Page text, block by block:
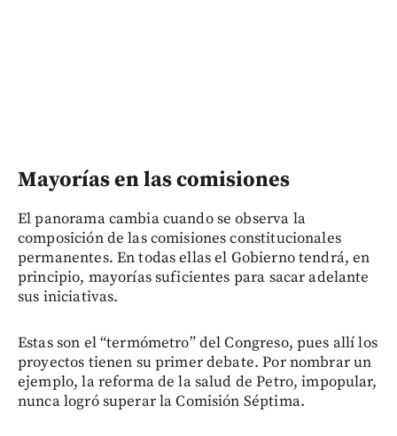
Mayorías en las comisiones
El panorama cambia cuando se observa la
composición de las comisiones constitucionales
permanentes. En todas ellas el Gobierno tendrá, en
principio, mayorías suficientes para sacar adelante
sus iniciativas.
Estas son el “termómetro” del Congreso, pues allí los
proyectos tienen su primer debate. Por nombrar un
ejemplo, la reforma de la salud de Petro, impopular,
nunca logró superar la Comisión Séptima.